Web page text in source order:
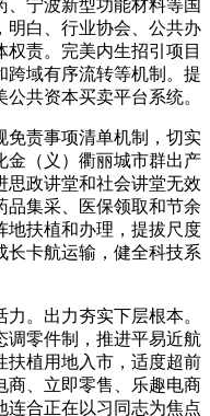
、宁波新型功能材料等国
明白、行业协会、公共办
责。完美内生招引项目
跨域有序流转等机制。提
共资本买卖平台系统。
责事项清单机制，切实
金（义）衢丽城市群出产
思政讲堂和社会讲堂无效
品集采、医保领取和节余
地扶植和办理，提拔尺度
长卡航运输，健全科技系
。出力夯实下层根本。
调零件制，推进平易近航
扶植用地入市，适度超前
商、立即零售、乐趣电商
连合正在以习同志为焦点